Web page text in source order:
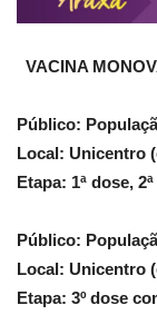
VACINA
Público:
Local: Unicentro
Etapa: 1ª dose,
Público:
Local: Unicentro
Etapa: 3º dose